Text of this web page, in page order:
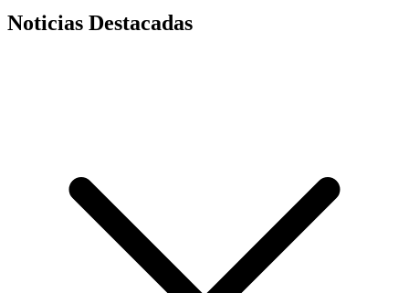
Noticias Destacadas